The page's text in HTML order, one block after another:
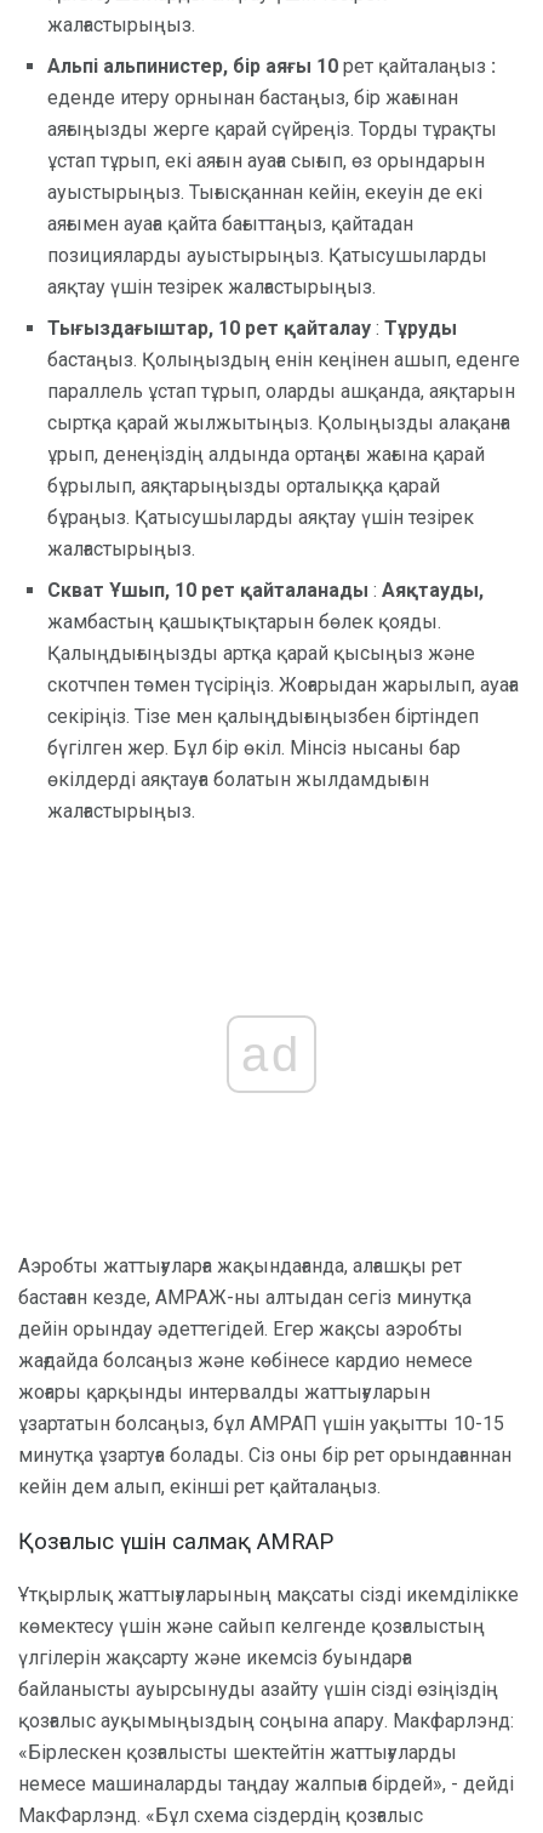
жалғастырыңыз.
Альпі альпинистер, бір аяғы 10 рет қайталаңыз :
еденде итеру орнынан бастаңыз, бір жағынан
аяғыңызды жерге қарай сүйреңіз. Торды тұрақты
ұстап тұрып, екі аяғын ауаға сығып, өз орындарын
ауыстырыңыз. Тығысқаннан кейін, екеуін де екі
аяғымен ауаға қайта бағыттаңыз, қайтадан
позицияларды ауыстырыңыз. Қатысушыларды
аяқтау үшін тезірек жалғастырыңыз.
Тығыздағыштар, 10 рет қайталау : Тұруды
бастаңыз. Қолыңыздың енін кеңінен ашып, еденге
параллель ұстап тұрып, оларды ашқанда, аяқтарын
сыртқа қарай жылжытыңыз. Қолыңызды алақанға
ұрып, денеңіздің алдында ортаңғы жағына қарай
бұрылып, аяқтарыңызды орталыққа қарай
бұраңыз. Қатысушыларды аяқтау үшін тезірек
жалғастырыңыз.
Скват Ұшып, 10 рет қайталанады : Аяқтауды,
жамбастың қашықтықтарын бөлек қояды.
Қалыңдығыңызды артқа қарай қысыңыз және
скотчпен төмен түсіріңіз. Жоғарыдан жарылып, ауаға
секіріңіз. Тізе мен қалыңдығыңызбен біртіндеп
бүгілген жер. Бұл бір өкіл. Мінсіз нысаны бар
өкілдерді аяқтауға болатын жылдамдығын
жалғастырыңыз.
ad
Аэробты жаттығуларға жақындағанда, алғашқы рет
бастаған кезде, АМРАЖ-ны алтыдан сегіз минутқа
дейін орындау әдеттегідей. Егер жақсы аэробты
жағдайда болсаңыз және көбінесе кардио немесе
жоғары қарқынды интервалды жаттығуларын
ұзартатын болсаңыз, бұл АМРАП үшін уақытты 10-15
минутқа ұзартуға болады. Сіз оны бір рет орындағаннан
кейін дем алып, екінші рет қайталаңыз.
Қозғалыс үшін салмақ AMRAP
Ұтқырлық жаттығуларының мақсаты сізді икемділікке
көмектесу үшін және сайып келгенде қозғалыстың
үлгілерін жақсарту және икемсіз буындарға
байланысты ауырсынуды азайту үшін сізді өзіңіздің
қозғалыс ауқымыңыздың соңына апару. Макфарлэнд:
«Бірлескен қозғалысты шектейтін жаттығуларды
немесе машиналарды таңдау жалпыға бірдей», - дейді
МакФарлэнд. «Бұл схема сіздердің қозғалыс